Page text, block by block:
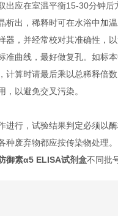
出应在室温平衡15-30分钟
析出，稀释时可在水浴中加
器，并经常校对其准确性，
准曲线，最好做复孔。如标
计算时请最后乘以总稀释倍
以避免交叉污染。
进行，试验结果判定必须以
废弃物都应按传染物处理。
御素α5 ELISA试剂盒不同批